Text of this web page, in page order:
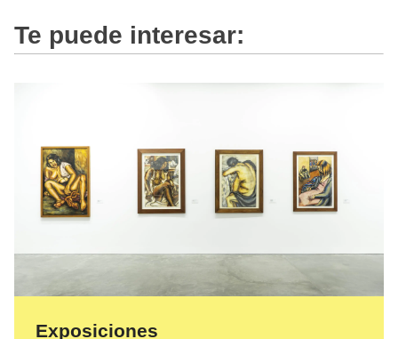
Te puede interesar:
Exposiciones